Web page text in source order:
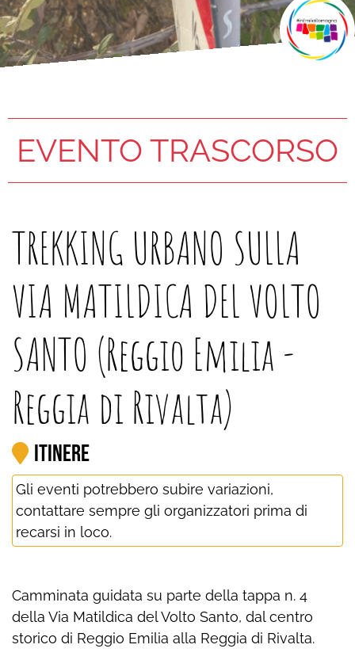
EVENTO TRASCORSO
TREKKING URBANO SULLA
VIA MATILDICA DEL VOLTO
SANTO (Reggio Emilia -
Reggia di Rivalta)
Itinere
Gli eventi potrebbero subire variazioni,
contattare sempre gli organizzatori prima di
recarsi in loco.
Camminata guidata su parte della tappa n. 4
della Via Matildica del Volto Santo, dal centro
storico di Reggio Emilia alla Reggia di Rivalta.